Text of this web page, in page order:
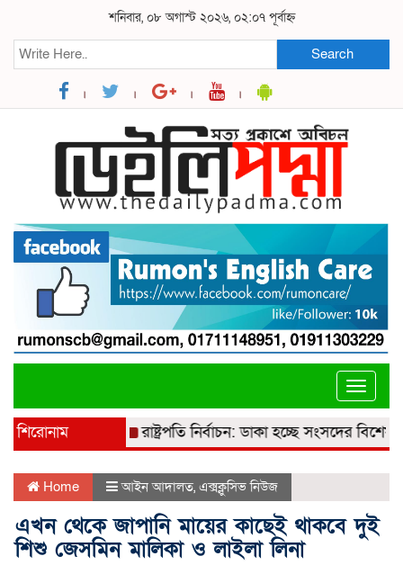
শনিবার, ০৮ অগাস্ট ২০২৬, ০২:০৭ পূর্বাহ্ন
Search
Toggle
শিরোনাম রাষ্ট্রপতি নির্বাচন: ডাকা হচ্ছে সংসদের বিশেষ
Home আইন আদালত, এক্সক্লুসিভ নিউজ
এখন থেকে জাপানি মায়ের কাছেই থাকবে দুই
শিশু জেসমিন মালিকা ও লাইলা লিনা